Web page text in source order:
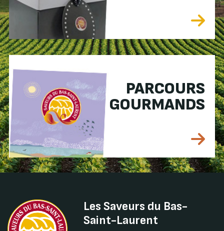
PARCOURS
GOURMANDS
Les Saveurs du Bas-
Saint-Laurent